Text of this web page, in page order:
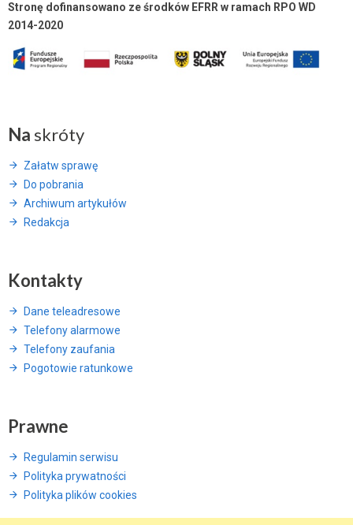
Stronę dofinansowano ze środków EFRR w ramach RPO WD
2014-2020
Na skróty
Załatw sprawę
Do pobrania
Archiwum artykułów
Redakcja
Kontakty
Dane teleadresowe
Telefony alarmowe
Telefony zaufania
Pogotowie ratunkowe
Prawne
Regulamin serwisu
Polityka prywatności
Polityka plików cookies